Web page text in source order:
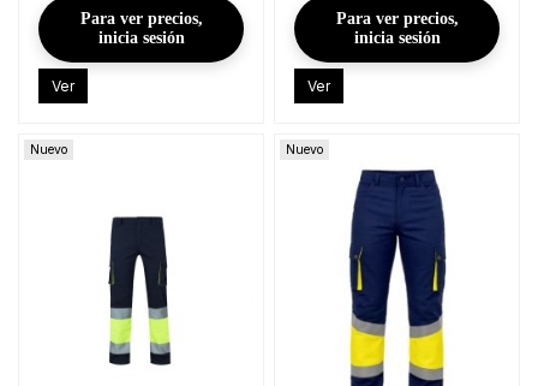
Para ver precios,
inicia sesión
Ver
Para ver precios,
inicia sesión
Ver
Nuevo Nuevo